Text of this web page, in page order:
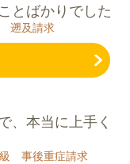
とばかりでした
遡及請求
、本当に上手く
事後重症請求